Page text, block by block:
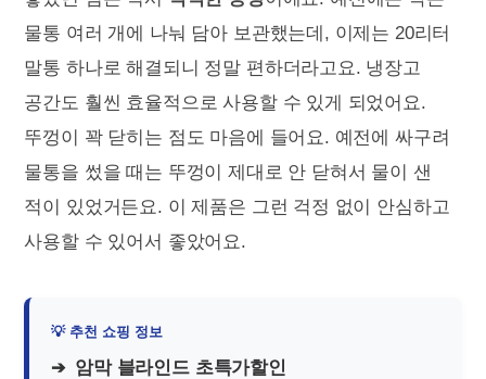
물통 여러 개에 나눠 담아 보관했는데, 이제는 20리터
말통 하나로 해결되니 정말 편하더라고요. 냉장고
공간도 훨씬 효율적으로 사용할 수 있게 되었어요.
뚜껑이 꽉 닫히는 점도 마음에 들어요. 예전에 싸구려
물통을 썼을 때는 뚜껑이 제대로 안 닫혀서 물이 샌
적이 있었거든요. 이 제품은 그런 걱정 없이 안심하고
사용할 수 있어서 좋았어요.
암막 블라인드 초특가할인